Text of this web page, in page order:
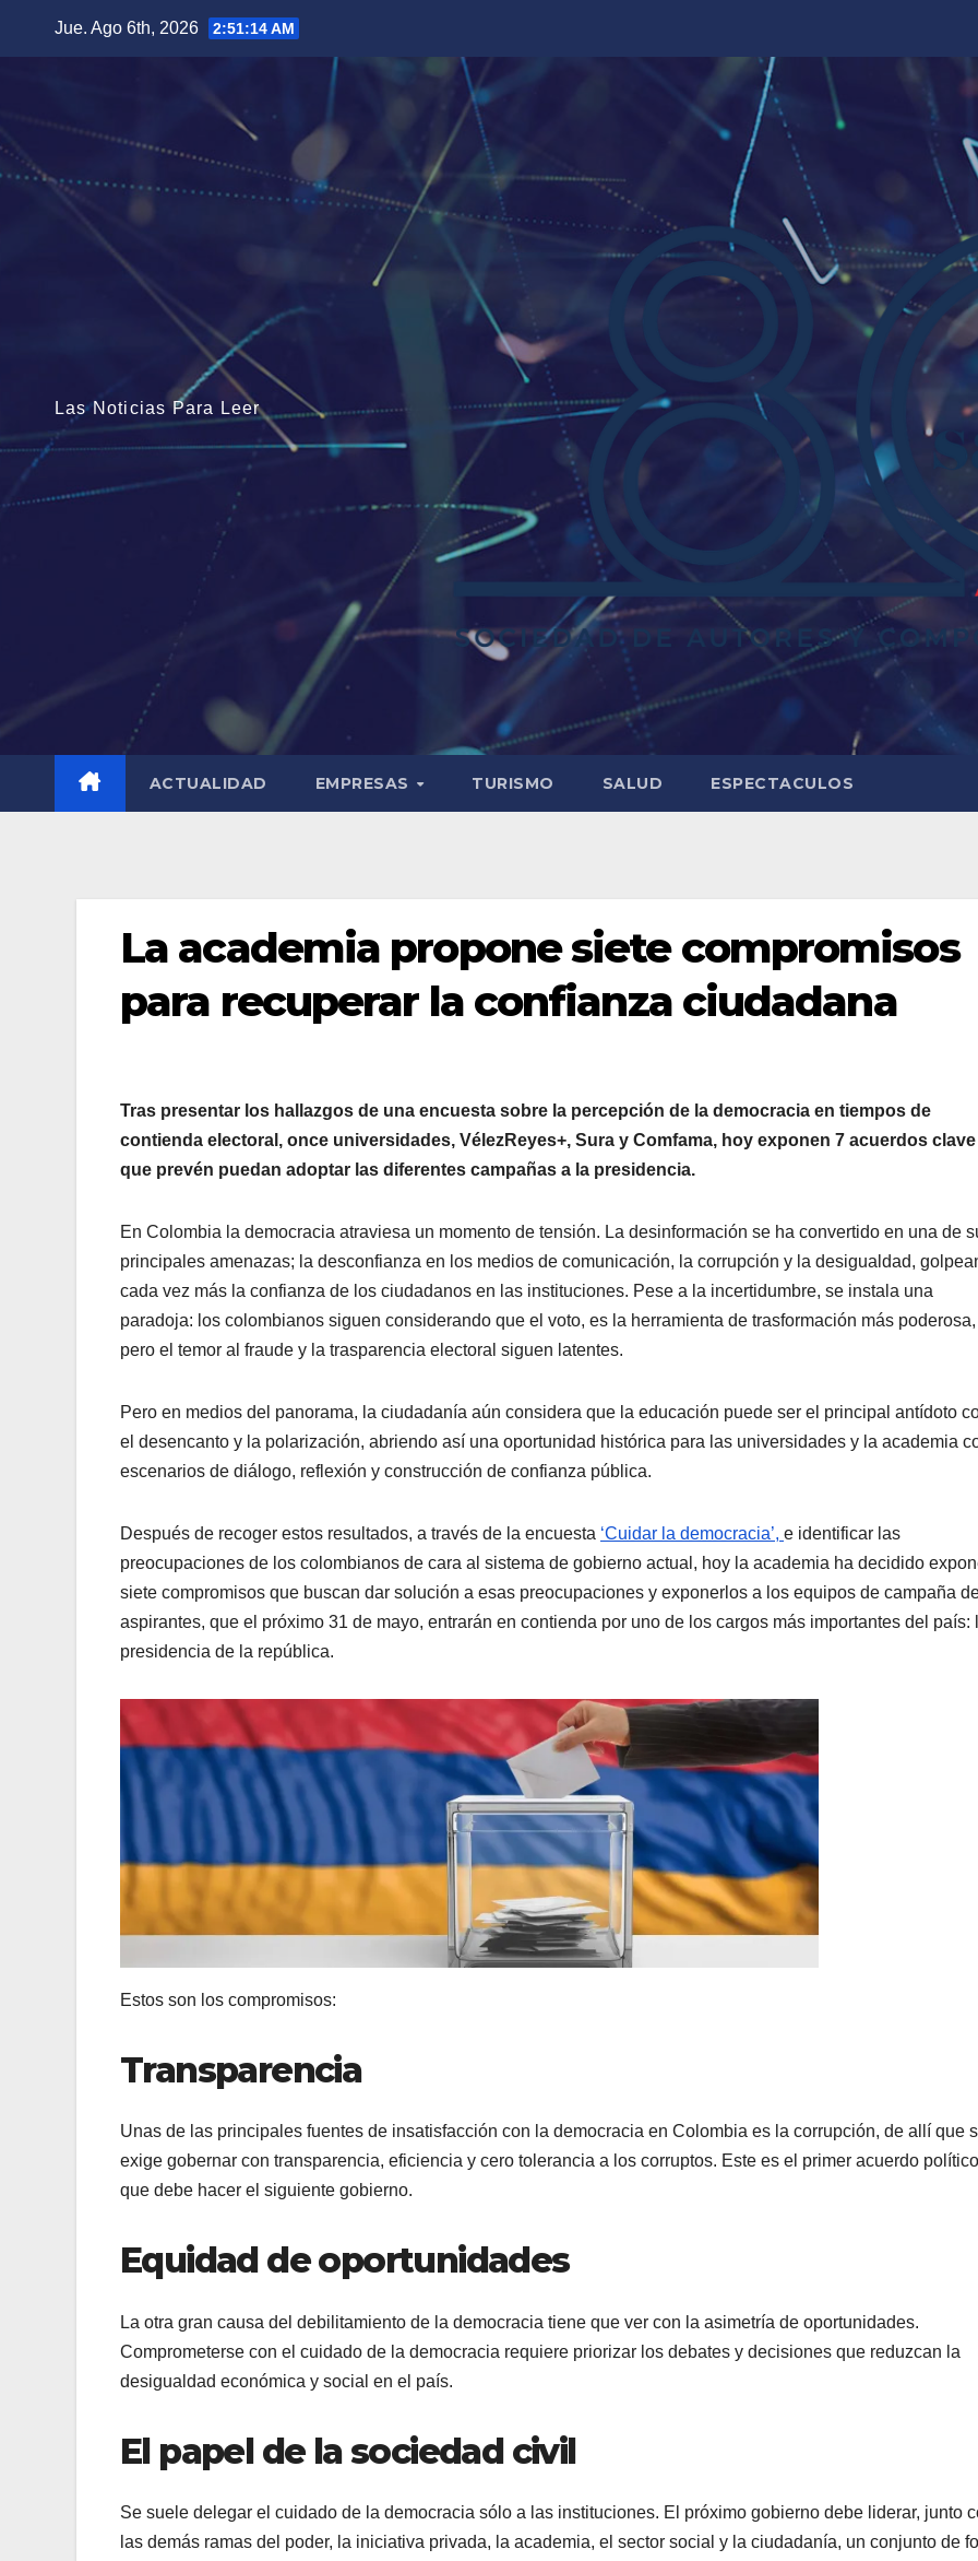
Jue. Ago 6th, 2026 2:51:15 AM
Las Noticias Para Leer
ACTUALIDAD EMPRESAS TURISMO SALUD ESPECTACULOS
La academia propone siete compromisos
para recuperar la confianza ciudadana
Tras presentar los hallazgos de una encuesta sobre la percepción de la democracia en tiempos de
contienda electoral, once universidades, VélezReyes+, Sura y Comfama, hoy exponen 7 acuerdos clave
que prevén puedan adoptar las diferentes campañas a la presidencia.
En Colombia la democracia atraviesa un momento de tensión. La desinformación se ha convertido en una de
principales amenazas; la desconfianza en los medios de comunicación, la corrupción y la desigualdad,
cada vez más la confianza de los ciudadanos en las instituciones. Pese a la incertidumbre, se instala una
paradoja: los colombianos siguen considerando que el voto, es la herramienta de trasformación más poderosa,
pero el temor al fraude y la trasparencia electoral siguen latentes.
Pero en medios del panorama, la ciudadanía aún considera que la educación puede ser el principal antídoto
el desencanto y la polarización, abriendo así una oportunidad histórica para las universidades y la academia
escenarios de diálogo, reflexión y construcción de confianza pública.
Después de recoger estos resultados, a través de la encuesta ‘Cuidar la democracia’, e identificar las
preocupaciones de los colombianos de cara al sistema de gobierno actual, hoy la academia ha decidido
siete compromisos que buscan dar solución a esas preocupaciones y exponerlos a los equipos de campaña
aspirantes, que el próximo 31 de mayo, entrarán en contienda por uno de los cargos más importantes del país:
presidencia de la república.
Estos son los compromisos:
Transparencia
Unas de las principales fuentes de insatisfacción con la democracia en Colombia es la corrupción, de allí que
exige gobernar con transparencia, eficiencia y cero tolerancia a los corruptos. Este es el primer acuerdo político
que debe hacer el siguiente gobierno.
Equidad de oportunidades
La otra gran causa del debilitamiento de la democracia tiene que ver con la asimetría de oportunidades.
Comprometerse con el cuidado de la democracia requiere priorizar los debates y decisiones que reduzcan la
desigualdad económica y social en el país.
El papel de la sociedad civil
Se suele delegar el cuidado de la democracia sólo a las instituciones. El próximo gobierno debe liderar, junto
las demás ramas del poder, la iniciativa privada, la academia, el sector social y la ciudadanía, un conjunto de